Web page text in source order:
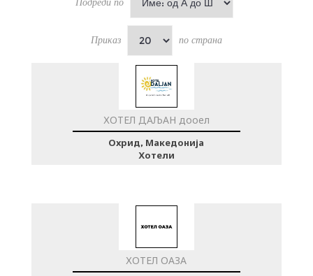
Приказ по страна
ХОТЕЛ ДАЉАН дооел
Охрид, Македонија
Хотели
ХОТЕЛ ОАЗА